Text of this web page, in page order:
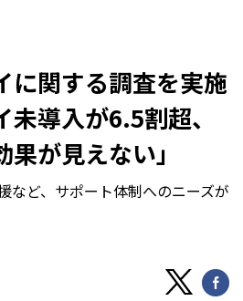
に関する調査を実施
導入が6.5割超、
が見えない」
など、サポート体制へのニーズが